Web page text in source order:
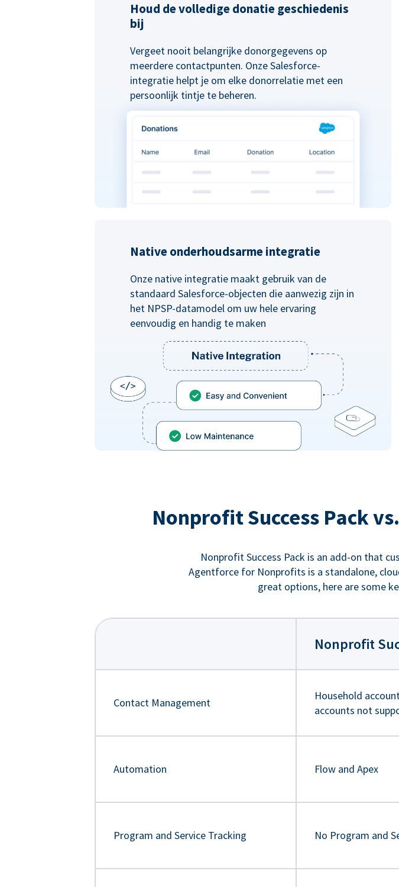
Houd de volledige donatie geschiedenis
bij
Vergeet nooit belangrijke donorgegevens op
meerdere contactpunten. Onze Salesforce-
integratie helpt je om elke donorrelatie met een
persoonlijk tintje te beheren.
Native onderhoudsarme integratie
Onze native integratie maakt gebruik van de
standaard Salesforce-objecten die aanwezig zijn in
het NPSP-datamodel om uw hele ervaring
eenvoudig en handig te maken
Nonprofit Success Pack
Nonprofit Success Pack is an add-on that
Agentforce for Nonprofits is a standalone,
great options, here are some
Nonprofit
Contact Management
Household
accounts not
Automation Flow and Apex
Program and Service Tracking No Program and